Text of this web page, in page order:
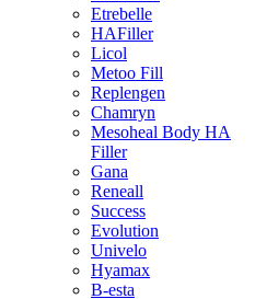
Etrebelle
HAFiller
Licol
Metoo Fill
Replengen
Chamryn
Mesoheal Body HA
Filler
Gana
Reneall
Success
Evolution
Univelo
Hyamax
B-esta